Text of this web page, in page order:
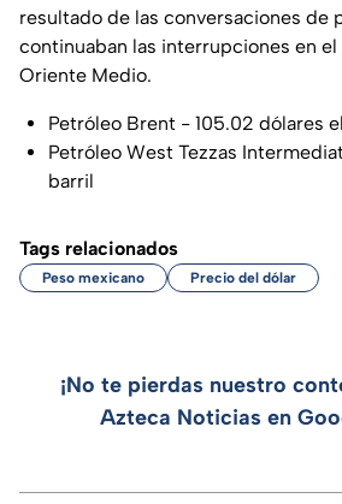
resultado de las conversaciones de
continuaban las interrupciones en
Oriente Medio.
Petróleo Brent - 105.02 dólares
Petróleo West Tezzas
barril
Tags relacionados
Peso mexicano Precio del dólar
¡No te pierdas nuestro
Azteca Noticias en